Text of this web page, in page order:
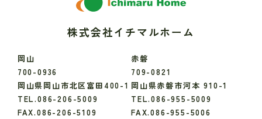
株式会社イチマルホーム
岡山
700-0936
岡山県岡山市北区富田400-1
TEL.086-206-5009
FAX.086-206-5109
赤磐
709-0821
岡山県赤磐市河本 910-1
TEL.086-955-5009
FAX.086-955-5006